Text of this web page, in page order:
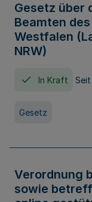
Gesetz über
Beamten
Westfalen
NRW)
In Kraft Seit
Gesetz
Verordnung
sowie